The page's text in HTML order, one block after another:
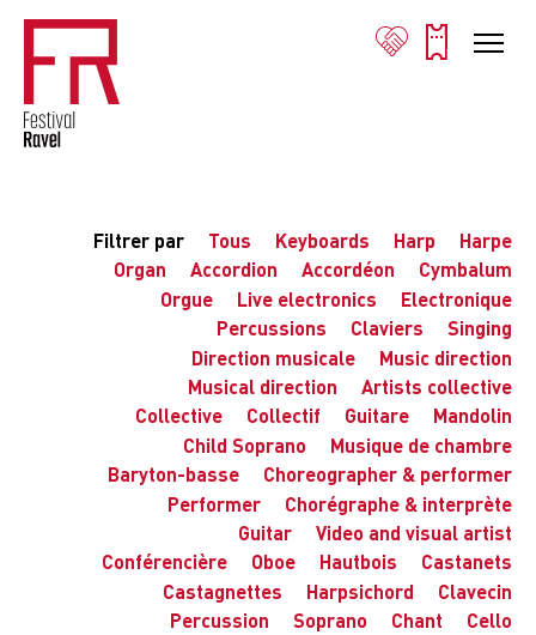
Filtrer par Tous Keyboards Harp
Harpe
Organ
Accordion Accordéon
Cymbalum
Orgue
Live electronics
Electronique
Percussions
Claviers
Singing
Direction musicale
Music direction
Musical direction
Artists collective
Collective
Collectif Guitare
Mandolin
Child Soprano
Musique de chambre
Baryton-basse
Choreographer & performer
Performer
Chorégraphe & interprète
Guitar
Video and visual artist
Conférencière
Oboe Hautbois
Castanets
Castagnettes
Harpsichord
Clavecin
Percussion
Soprano Chant
Cello